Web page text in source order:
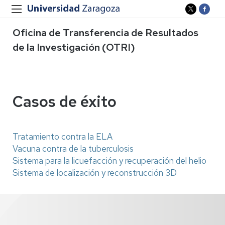
Oficina de Transferencia de Resultados
de la Investigación (OTRI)
Casos de éxito
Tratamiento contra la ELA
Vacuna contra de la tuberculosis
Sistema para la licuefacción y recuperación del helio
Sistema de localización y reconstrucción 3D